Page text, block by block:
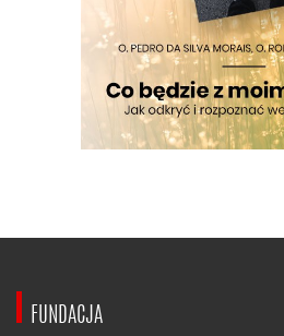
FUNDACJA